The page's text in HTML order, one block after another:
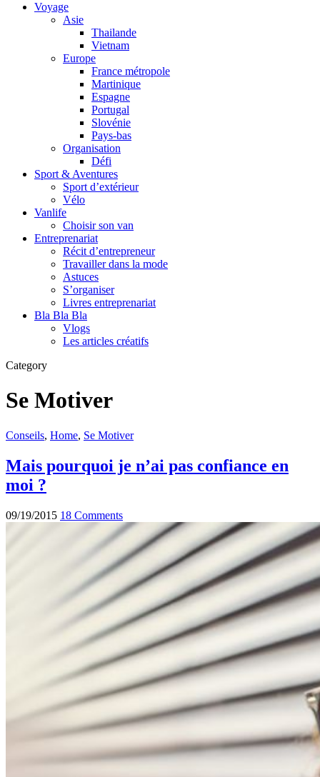
Voyage
Asie
Thailande
Vietnam
Europe
France métropole
Martinique
Espagne
Portugal
Slovénie
Pays-bas
Organisation
Défi
Sport & Aventures
Sport d’extérieur
Vélo
Vanlife
Choisir son van
Entreprenariat
Récit d’entrepreneur
Travailler dans la mode
Astuces
S’organiser
Livres entreprenariat
Bla Bla Bla
Vlogs
Les articles créatifs
Category
Se Motiver
Conseils, Home, Se Motiver
Mais pourquoi je n’ai pas confiance en
moi ?
09/19/2015 18 Comments